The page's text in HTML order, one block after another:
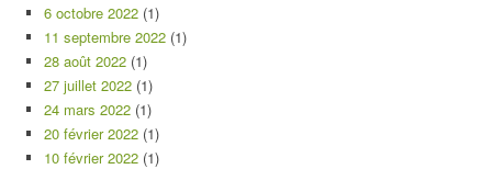
6 octobre 2022 (1)
11 septembre 2022 (1)
28 août 2022 (1)
27 juillet 2022 (1)
24 mars 2022 (1)
20 février 2022 (1)
10 février 2022 (1)